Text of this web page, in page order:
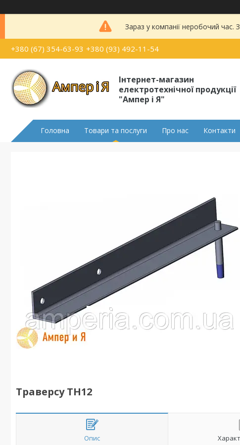
Зараз у компанії неробочий
+380 (67) 354-63-93 +380 (93) 492-11-54
Інтернет-магазин
електротехнічної продукції
"Ампер і Я"
Головна Товари та послуги Про нас Контакти
Траверсу ТН12
Опис